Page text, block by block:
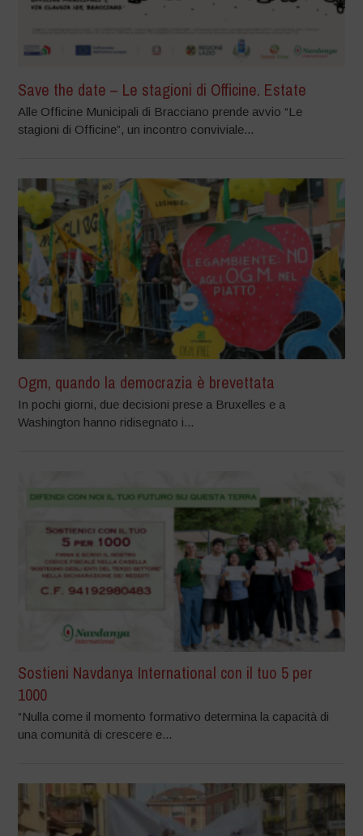
Save the date – Le stagioni di Officine. Estate
Alle Officine Municipali di Bracciano prende avvio “Le
stagioni di Officine”, un incontro conviviale...
Ogm, quando la democrazia è brevettata
In pochi giorni, due decisioni prese a Bruxelles e a
Washington hanno ridisegnato i...
Sostieni Navdanya International con il tuo 5 per
1000
“Nulla come il momento formativo determina la capacità di
una comunità di crescere e...